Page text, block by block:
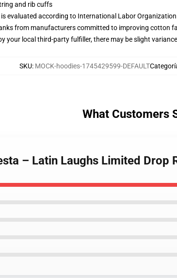
and rib cuffs
evaluated according to International Labor
from manufacturers committed to improving cotton
your local third-party fulfiller, there may be slight
SKU: MOCK-hoodies-1745429599-DEFAULT
What Customers
– Latin Laughs Limited Drop